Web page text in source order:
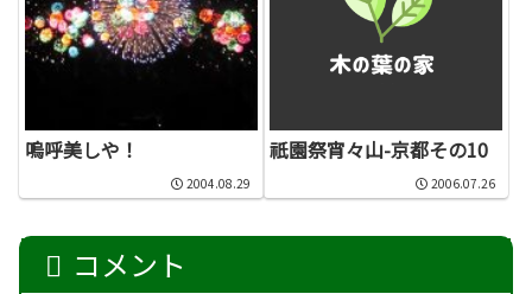
嗚呼美しや！
2004.08.29
祇園祭宵々山-京都その10
2006.07.26
コメント